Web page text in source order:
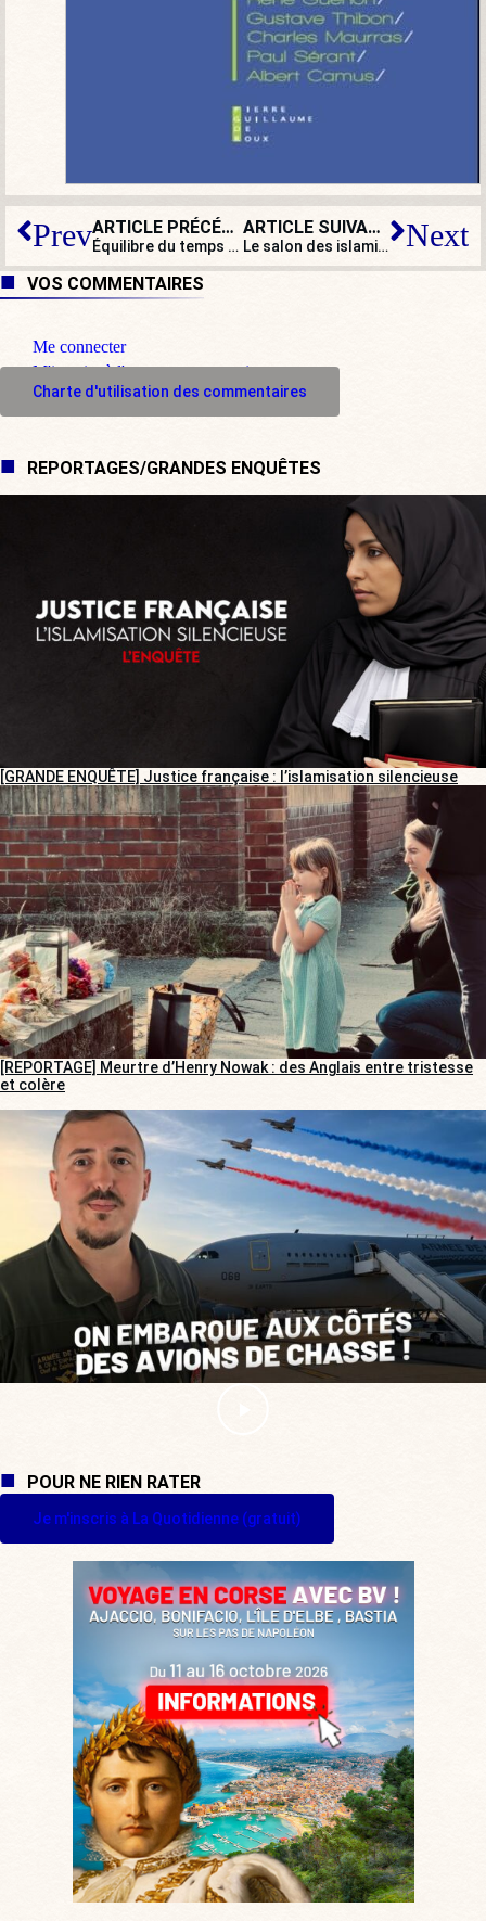
Prev ARTICLE PRÉCÉDENT
Équilibre du temps de parole ? Français, ne riez pas : l’heure est grave !
ARTICLE SUIVANT
Le salon des islamistes de l’UOIF doit être interdit ! Next
VOS COMMENTAIRES
Me connecter
M'inscrire à l'espace commentaire
Charte d'utilisation des commentaires
REPORTAGES/GRANDES ENQUÊTES
[GRANDE ENQUÊTE] Justice française : l’islamisation silencieuse
[REPORTAGE] Meurtre d’Henry Nowak : des Anglais entre tristesse
et colère
POUR NE RIEN RATER
Je m'inscris à La Quotidienne (gratuit)